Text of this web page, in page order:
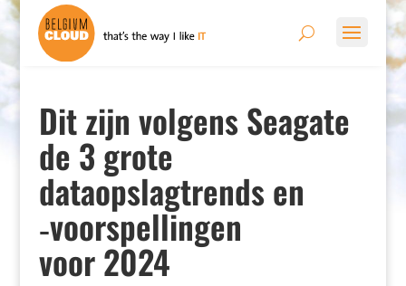
Dit zijn volgens Seagate
de 3 grote
dataopslagtrends en
‑voorspellingen
voor 2024